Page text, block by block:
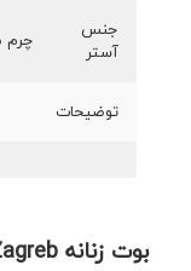
بوت زنانه Zagreb چرم آگوست
جنس
آستر
چرم
توضیحات